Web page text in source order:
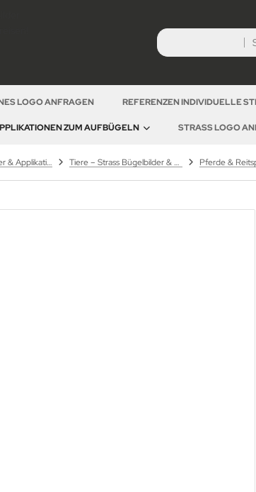
LOGO ANFRAGEN REFERENZEN INDIVIDUELLE
ZUM AUFBÜGELN STRASS LOGO
Strass Bügelbilder & Applikationen zum Aufbügeln Tiere – Strass Bügelbilder & Motive